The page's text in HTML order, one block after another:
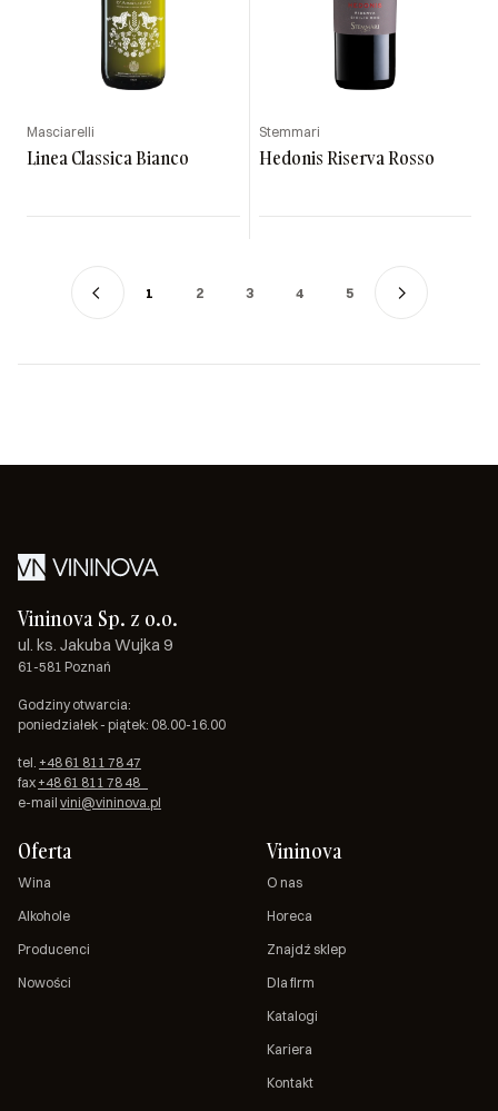
Masciarelli
Linea Classica Bianco
Stemmari
Hedonis Riserva Rosso
1 2 3 4 5
Vininova Sp. z o.o.
ul. ks. Jakuba Wujka 9
61-581 Poznań
Godziny otwarcia:
poniedziałek - piątek: 08.00-16.00
tel. +48 61 811 78 47
fax +48 61 811 78 48
e-mail vini@vininova.pl
Oferta
Wina
Alkohole
Producenci
Nowości
Vininova
O nas
Horeca
Znajdź sklep
Dla firm
Katalogi
Kariera
Kontakt